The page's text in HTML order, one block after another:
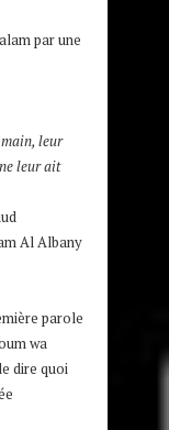
par une
leur
leur ait
Al Albany
parole
wa
dire quoi